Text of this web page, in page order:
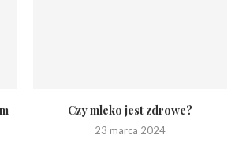
Czy mleko jest zdrowe?
23 marca 2024